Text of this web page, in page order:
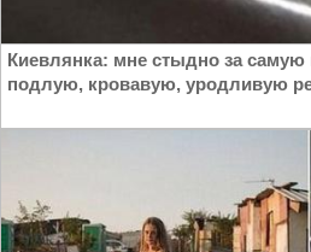
Киевлянка: мне стыдно за
подлую, кровавую, уродливую